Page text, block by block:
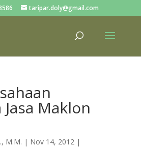
taripar.doly@gmail.com
Maklon
M.M. | Nov 14, 2012|